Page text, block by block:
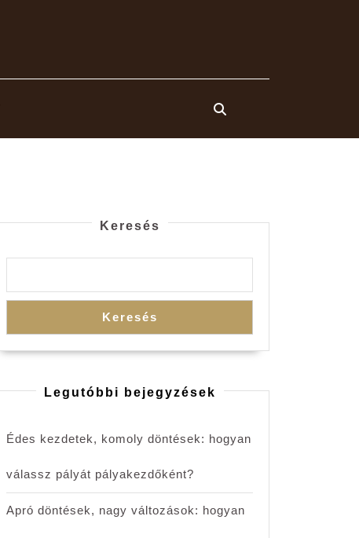
Keresés
Keresés
Legutóbbi bejegyzések
Édes kezdetek, komoly döntések: hogyan
válassz pályát pályakezdőként?
Apró döntések, nagy változások: hogyan